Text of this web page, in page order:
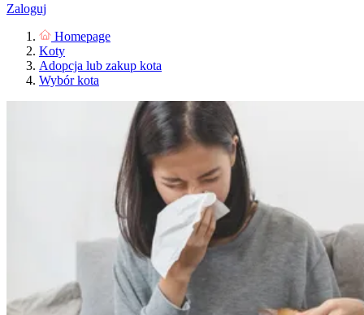
Zaloguj
Homepage
Koty
Adopcja lub zakup kota
Wybór kota